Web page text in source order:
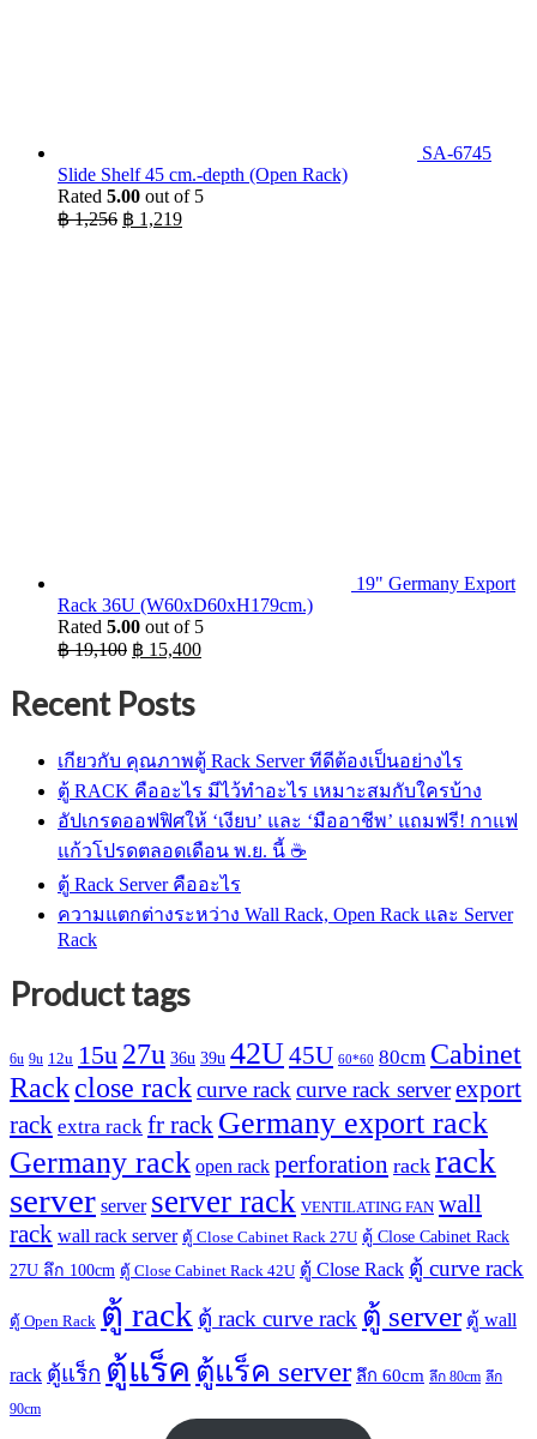
SA-6745
Slide Shelf 45 cm.-depth (Open Rack)
Rated 5.00 out of 5
฿1,256 Original
฿ 1,219Current
19" Germany Export
Rack 36U (W60xD60xH179cm.)
Rated 5.00 out of 5
฿19,100 Original
was:
฿ 19,100.
฿ 15,400Current
Recent Posts
เกียวกับ คุณภาพตู้ Rack Server ทีดีต้องเป็นอย่างไร
ตู้ RACK คืออะไร มีไว้ทำอะไร เหมาะสมกับใครบ้าง
อัปเกรดออฟฟิศให้ ‘เงียบ’ และ ‘มืออาชีพ’ แถมฟรี! กาแฟ
แก้วโปรดตลอดเดือน พ.ย. นี้ ☕
ตู้ Rack Server คืออะไร
ความแตกต่างระหว่าง Wall Rack, Open Rack และ Server
Rack
Product tags
6u 9u 12u 15u 27u 36u 39u 42U45U 60*60 80cm Cabinet
Rackclose rackcurve rack curve rack serverexport
rack extra rack fr rack Germany export rack
Germany rack open rack perforation rack rack
server server server rack VENTILATING FAN wall
rack wall rack server ตู้ Close Cabinet Rack 27U ตู้ Close Cabinet Rack
27U ลึก 100cm ตู้ Close Cabinet Rack 42U ตู้ Close Rack ตู้ curve rack
ตู้ Open Rack ตู้ rack ตู้ rack curve rack ตู้ server ตู้ wall
rack ตู้แร็ก ตู้แร็ค ตู้แร็ค server ลึก 60cm ลึก 80cm ลึก
90cm